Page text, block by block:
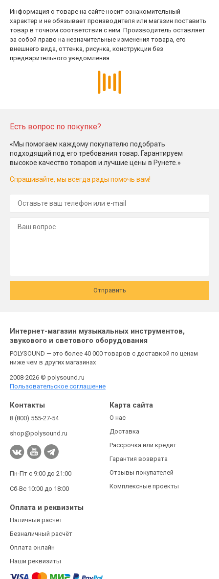
Информация о товаре на сайте носит ознакомительный
характер и не обязывает производителя или магазин поставить
товар в точном соответствии с ним. Производитель оставляет
за собой право на незначительные изменения товара, его
внешнего вида, оттенка, рисунка, конструкции без
предварительного уведомления.
Есть вопрос по покупке?
«Мы помогаем каждому покупателю подобрать
подходящий под его требования товар. Гарантируем
высокое качество товаров и лучшие цены в Рунете.»
Спрашивайте, мы всегда рады помочь вам!
Отправить
Интернет-магазин музыкальных инструментов,
звукового и светового оборудования
POLYSOUND — это более 40 000 товаров с доставкой по ценам
ниже чем в других магазинах
2008-2026 © polysound.ru
Пользовательское соглашение
Контакты
8 (800) 555-27-54
shop@polysound.ru
Пн-Пт с 9:00 до 21:00
Сб-Вс 10:00 до 18:00
Карта сайта
О нас
Доставка
Рассрочка или кредит
Гарантия возврата
Отзывы покупателей
Комплексные проекты
Оплата и реквизиты
Наличный расчёт
Безналичный расчёт
Оплата онлайн
Наши реквизиты